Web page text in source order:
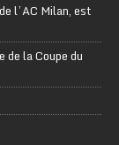
l’AC Milan, est
de la Coupe du